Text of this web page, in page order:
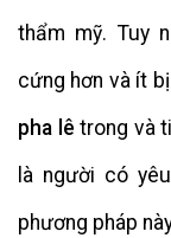
thẩm mỹ. Tuy
cứng hơn và ít
pha lê trong và
là người có
phương pháp